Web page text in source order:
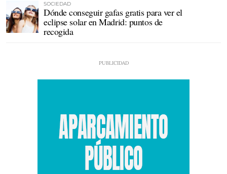
SOCIEDAD
Dónde conseguir gafas gratis para ver el
eclipse solar en Madrid: puntos de
recogida